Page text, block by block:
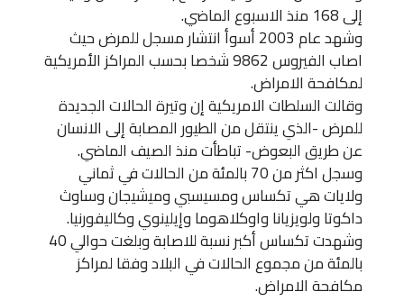
إلى 168 منذ الاسبوع الماضي.
وشهد عام 2003 أسوأ انتشار مسجل للمرض حيث
اصاب الفيروس 9862 شخصا بحسب المراكز الأمريكية
لمكافحة الامراض.
وقالت السلطات الامريكية إن وتيرة الحالات الجديدة
للمرض -الذي ينتقل من الطيور المصابة إلى الانسان
عن طريق البعوض- تباطأت منذ الصيف الماضي.
وسجل اكثر من 70 بالمئة من الحالات في ثماني
ولايات هي تكساس ومسيسبي وميشيجان وساوث
داكوتا ولويزيانا واوكلاهوما وإيلينوي وكاليفورنيا.
وشهدت تكساس أكبر نسبة للاصابة وبلغت حوالي 40
بالمئة من مجموع الحالات في البلاد وفقا لمراكز
مكافحة الامراض.